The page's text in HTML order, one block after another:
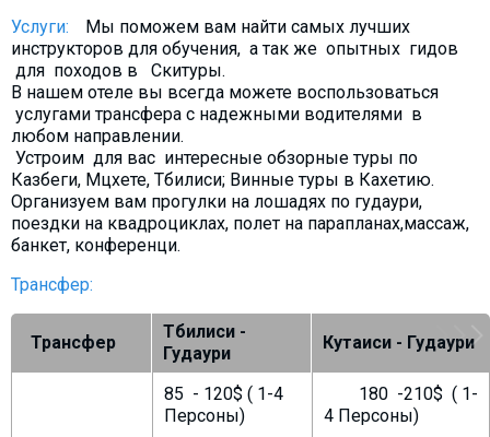
Услуги:
Мы поможем вам найти самых лучших
инструкторов для обучения, а так же опытных гидов
для походов в Скитуры.
В нашем отеле вы всегда можете воспользоваться
услугами трансфера с надежными водителями в
любом направлении.
Устроим для вас интересные обзорные туры по
Казбеги, Мцхете, Тбилиси; Винные туры в Кахетию.
Организуем вам прогулки на лошадях по гудаури,
поездки на квадроциклах, полет на парапланах,массаж,
банкет, конференци.
Трансфер:
Трансфер
Тбилиси -
Гудаури
Кутаиси - Гудаури
85 - 120$ ( 1-4
Персоны)
180 -210$ ( 1-
4 Персоны)